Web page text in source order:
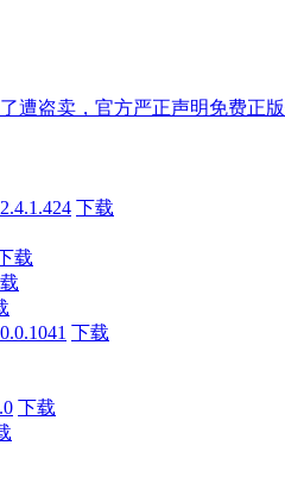
遭盗卖，官方严正声明免费正版
下载
载
下载
下载